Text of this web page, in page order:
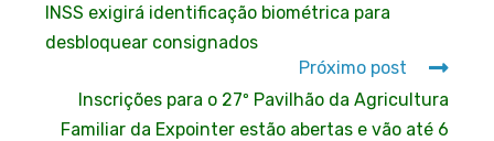
INSS exigirá identificação biométrica para
desbloquear consignados
Próximo post
Inscrições para o 27º Pavilhão da Agricultura
Familiar da Expointer estão abertas e vão até 6